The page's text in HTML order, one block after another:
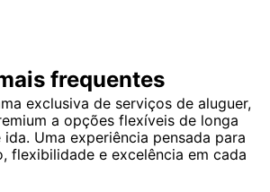
frequentes
exclusiva de serviços de aluguer,
a opções flexíveis de longa
Uma experiência pensada para
flexibilidade e excelência em cada